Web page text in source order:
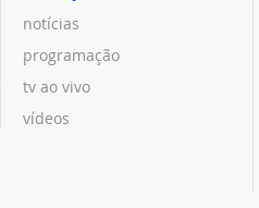
notícias
programação
tv ao vivo
vídeos